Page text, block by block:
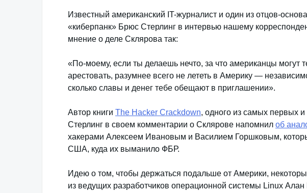
Известный американский IT-журналист и один из отцов-
«киберпанк» Брюс Стерлинг в интервью нашему
мнение о деле Склярова так:
«По-моему, если ты делаешь нечто, за что американцы могут
арестовать, разумнее всего не лететь в Америку —
сколько славы и денег тебе обещают в приглашении».
Автор книги The Hacker Crackdown, одного из самых первых
Стерлинг в своем комментарии о Склярове напомнил об
хакерами Алексеем Ивановым и Василием Горшковым,
США, куда их выманило ФБР.
Идею о том, чтобы держаться подальше от Америки,
из ведущих разработчиков операционной системы Linux Алан